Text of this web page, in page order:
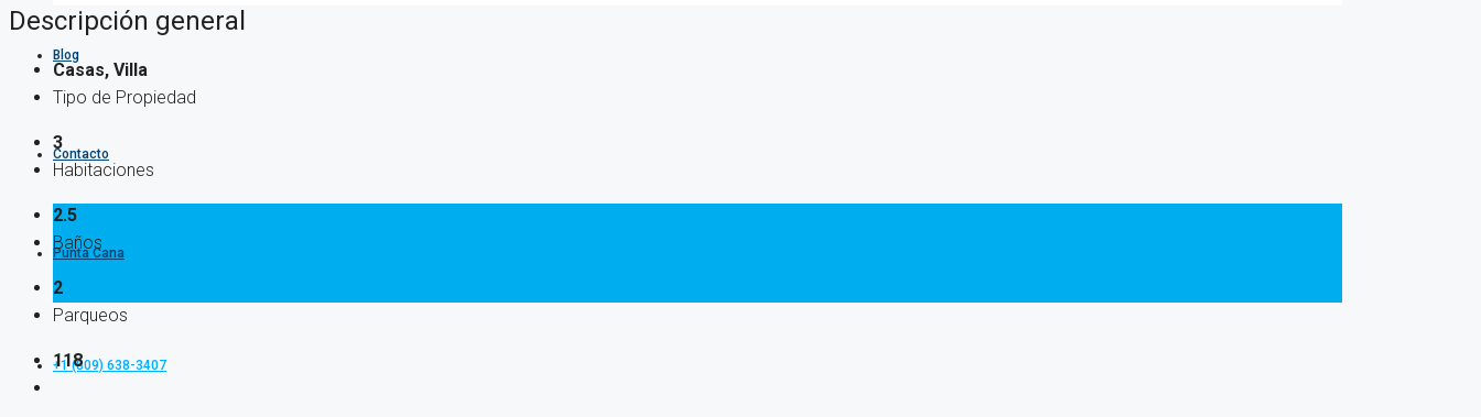
Blog
Contacto
Punta Cana
+1 (809) 638-3407
Descripción general
Casas, Villa
Tipo de Propiedad
3
Habitaciones
2.5
Baños
2
Parqueos
118